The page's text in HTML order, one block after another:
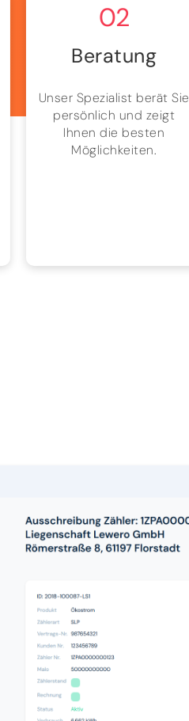
02
Beratung
Unser Spezialist berät Sie
persönlich und zeigt
Ihnen die besten
Möglichkeiten.